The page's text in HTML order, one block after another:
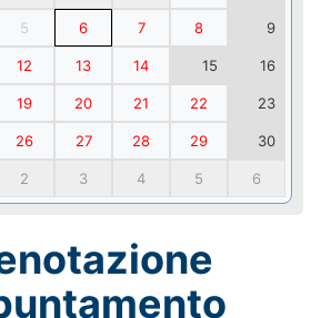
5 6 7 8 9
12 13 14 15 16
19 20 21 22 23
26 27 28 29 30
2 3 4 5 6